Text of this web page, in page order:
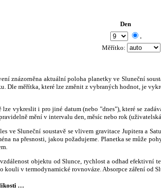
Den
.
Měřítko:
znázorněna aktuální poloha planetky ve Sluneční
Dle měřítka, které lze změnit z vybraných hodnot, je
lze vykreslit i pro jiné datum (nebo "dnes"), které se
mění v intervalu den, měsíc nebo rok
ve Sluneční soustavě se vlivem gravitace Jupitera a
na přesnosti, jakou požadujeme. Planetka se může
objektu od Slunce, rychlost a odhad efektivní
kouli v termodynamické rovnováze. Absorpce záření od
…